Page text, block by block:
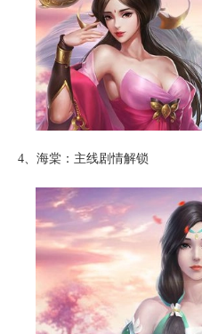
4、海棠：主线剧情解锁